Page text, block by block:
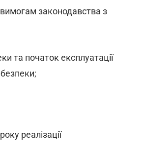
вимогам законодавства з
та початок експлуатації
реалізації